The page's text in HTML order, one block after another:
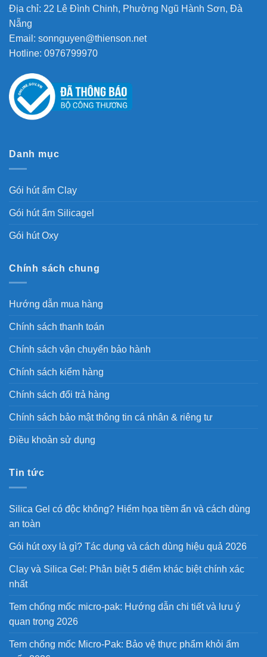
Địa chỉ: 22 Lê Đình Chinh, Phường Ngũ Hành Sơn, Đà
Nẵng
Email: sonnguyen@thienson.net
Hotline: 0976799970
Danh mục
Gói hút ẩm Clay
Gói hút ẩm Silicagel
Gói hút Oxy
Chính sách chung
Hướng dẫn mua hàng
Chính sách thanh toán
Chính sách vận chuyển bảo hành
Chính sách kiểm hàng
Chính sách đổi trả hàng
Chính sách bảo mật thông tin cá nhân & riêng tư
Điều khoản sử dụng
Tin tức
Silica Gel có độc không? Hiểm họa tiềm ẩn và cách dùng
an toàn
Gói hút oxy là gì? Tác dụng và cách dùng hiệu quả 2026
Clay và Silica Gel: Phân biệt 5 điểm khác biệt chính xác
nhất
Tem chống mốc micro-pak: Hướng dẫn chi tiết và lưu ý
quan trọng 2026
Tem chống mốc Micro-Pak: Bảo vệ thực phẩm khỏi ẩm